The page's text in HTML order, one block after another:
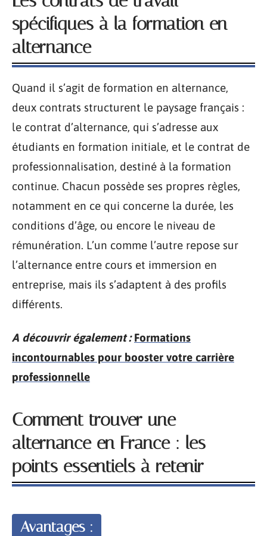
spécifiques à la formation en
alternance
Quand il s’agit de formation en alternance,
deux contrats structurent le paysage français :
le contrat d’alternance, qui s’adresse aux
étudiants en formation initiale, et le contrat de
professionnalisation, destiné à la formation
continue. Chacun possède ses propres règles,
notamment en ce qui concerne la durée, les
conditions d’âge, ou encore le niveau de
rémunération. L’un comme l’autre repose sur
l’alternance entre cours et immersion en
entreprise, mais ils s’adaptent à des profils
différents.
A découvrir également : Formations
incontournables pour booster votre carrière
professionnelle
Comment trouver une
alternance en France : les
points essentiels à retenir
Avantages :